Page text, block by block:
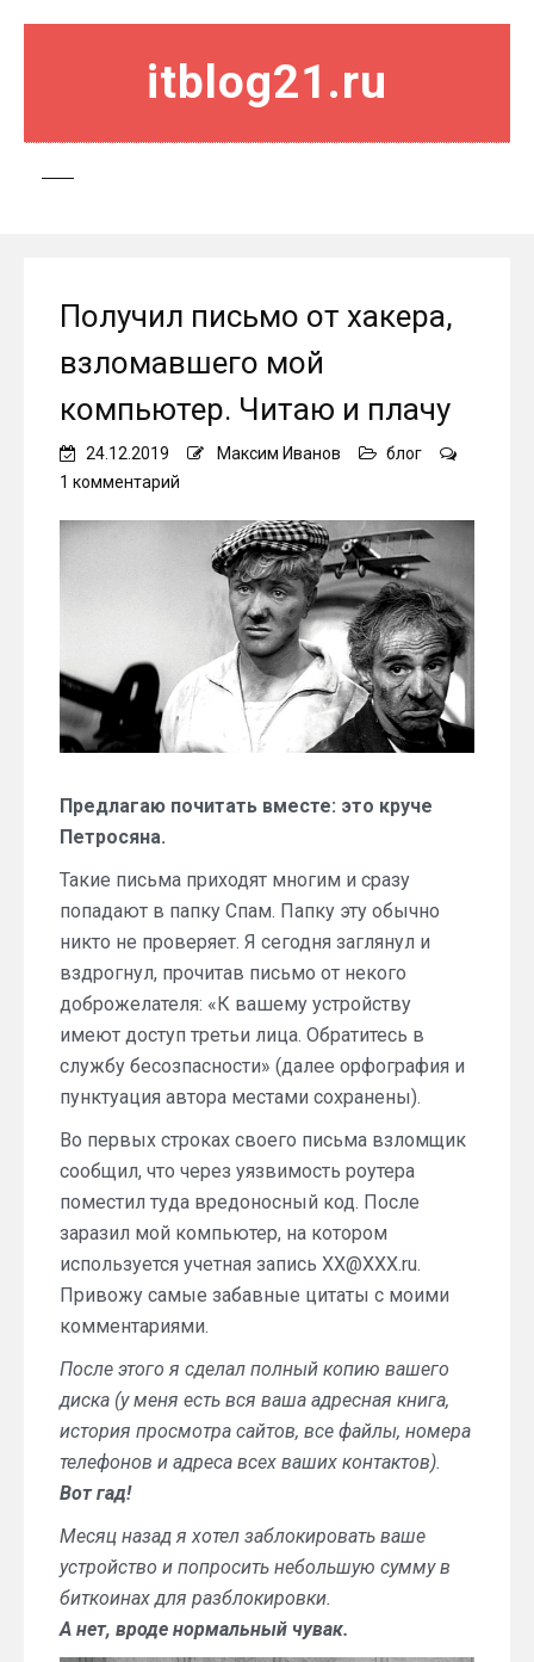
itblog21.ru
Получил письмо от хакера,
взломавшего мой
компьютер. Читаю и плачу
24.12.2019 Максим Иванов
блог
1 комментарий
Получил
письмо
хакера,
взломавшего
компьютер.
Читаю
плачу
Предлагаю почитать вместе: это круче
Петросяна.
Такие письма приходят многим и сразу
попадают в папку Спам. Папку эту обычно
никто не проверяет. Я сегодня заглянул и
вздрогнул, прочитав письмо от некого
доброжелателя: «К вашему устройству
имеют доступ третьи лица. Обратитесь в
службу бесозпасности» (далее орфография и
пунктуация автора местами сохранены).
Во первых строках своего письма взломщик
сообщил, что через уязвимость роутера
поместил туда вредоносный код. После
заразил мой компьютер, на котором
используется учетная запись XX@XXX.ru.
Привожу самые забавные цитаты с моими
комментариями.
После этого я сделал полный копию вашего
диска (у меня есть вся ваша адресная книга,
история просмотра сайтов, все файлы, номера
телефонов и адреса всех ваших контактов).
Вот гад!
Месяц назад я хотел заблокировать ваше
устройство и попросить небольшую сумму в
биткоинах для разблокировки.
А нет, вроде нормальный чувак.